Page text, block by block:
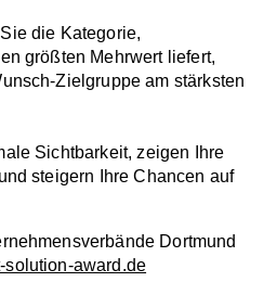
die Kategorie,
größten Mehrwert liefert,
Zielgruppe am stärksten
Sichtbarkeit, zeigen Ihre
steigern Ihre Chancen auf
Dortmund
solution-award.de